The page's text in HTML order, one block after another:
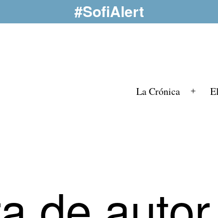
#SofiAlert
La Crónica
Abrir